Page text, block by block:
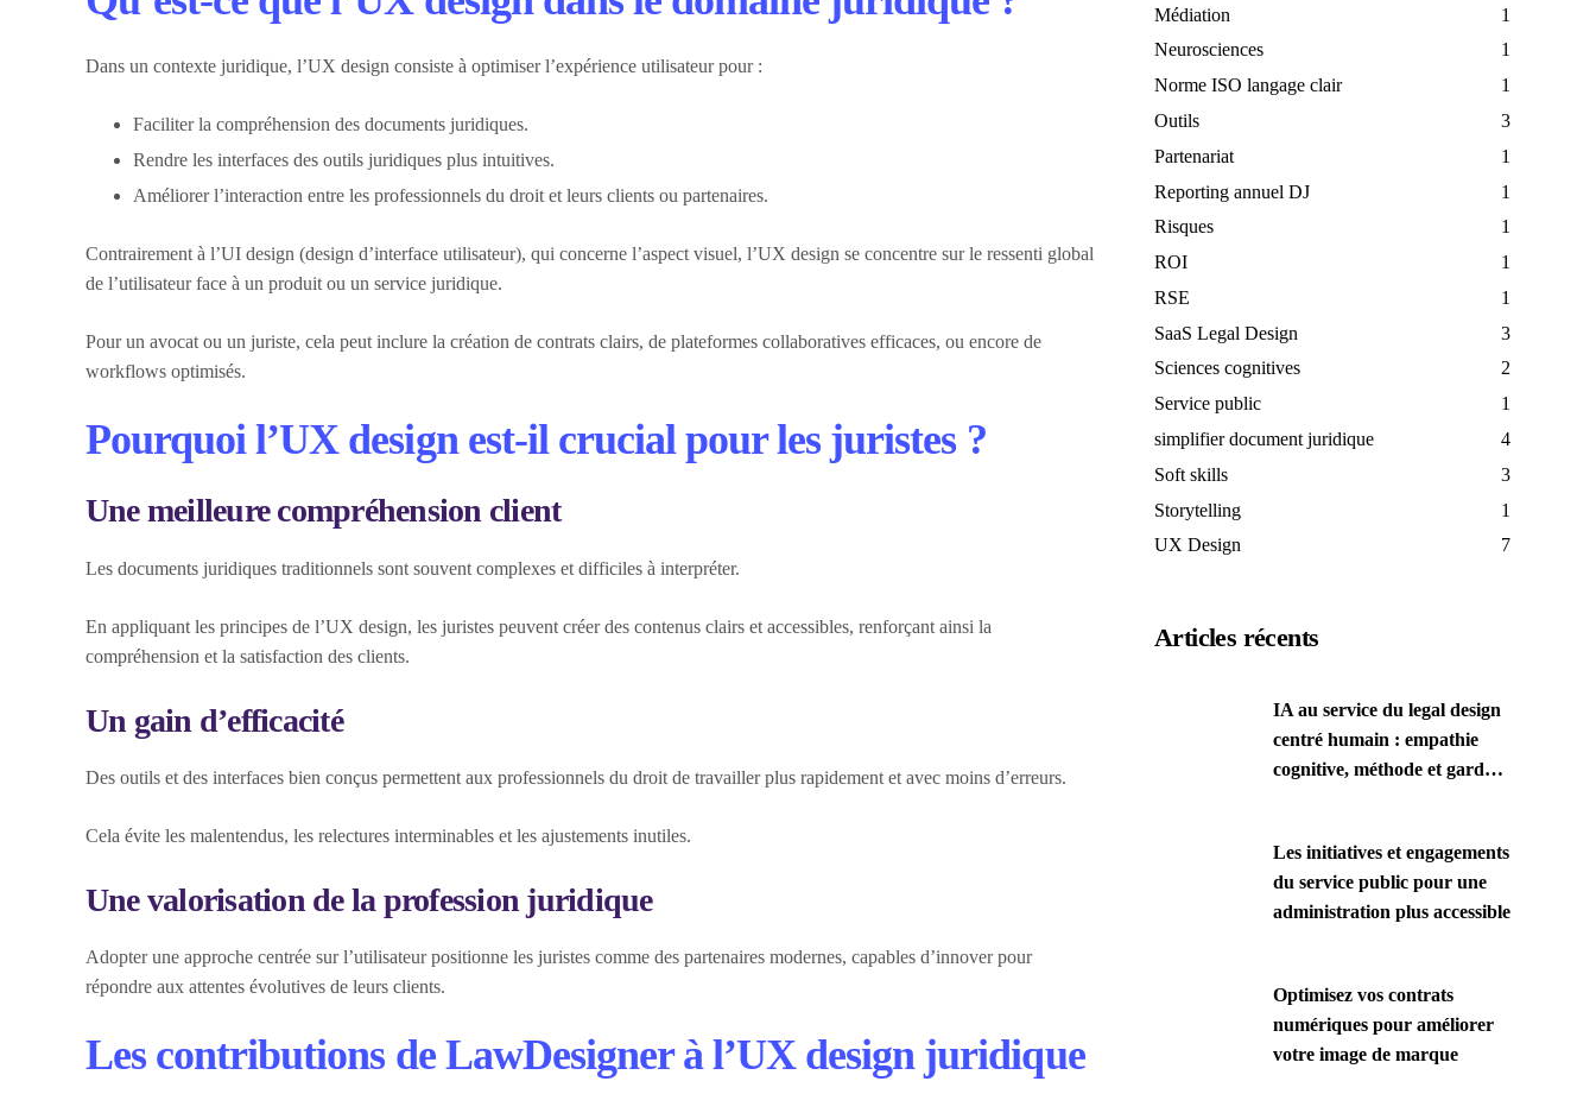
Dans un contexte juridique, l’UX design consiste à optimiser l’expérience utilisateur pour :
Faciliter la compréhension des documents juridiques.
Rendre les interfaces des outils juridiques plus intuitives.
Améliorer l’interaction entre les professionnels du droit et leurs clients ou partenaires.
Contrairement à l’UI design (design d’interface utilisateur), qui concerne l’aspect visuel, l’UX design se concentre sur le ressenti global
de l’utilisateur face à un produit ou un service juridique.
Pour un avocat ou un juriste, cela peut inclure la création de contrats clairs, de plateformes collaboratives efficaces, ou encore de
workflows optimisés.
Pourquoi l’UX design est-il crucial pour les juristes ?
Une meilleure compréhension client
Les documents juridiques traditionnels sont souvent complexes et difficiles à interpréter.
En appliquant les principes de l’UX design, les juristes peuvent créer des contenus clairs et accessibles, renforçant ainsi la
compréhension et la satisfaction des clients.
Un gain d’efficacité
Des outils et des interfaces bien conçus permettent aux professionnels du droit de travailler plus rapidement et avec moins d’erreurs.
Cela évite les malentendus, les relectures interminables et les ajustements inutiles.
Une valorisation de la profession juridique
Adopter une approche centrée sur l’utilisateur positionne les juristes comme des partenaires modernes, capables d’innover pour
répondre aux attentes évolutives de leurs clients.
Les contributions de LawDesigner à l’UX design juridique
Médiation
1
Neurosciences
1
Norme ISO langage clair
1
Outils
3
Partenariat
1
Reporting annuel DJ
1
Risques
1
ROI
1
RSE
1
SaaS Legal Design
3
Sciences cognitives
2
Service public
1
simplifier document juridique
4
Soft skills
3
Storytelling
1
UX Design
7
Articles récents
IA au service du legal design
centré humain : empathie
cognitive, méthode et garde-
Les initiatives et engagements
du service public pour une
administration plus accessible
Optimisez vos contrats
numériques pour améliorer
votre image de marque